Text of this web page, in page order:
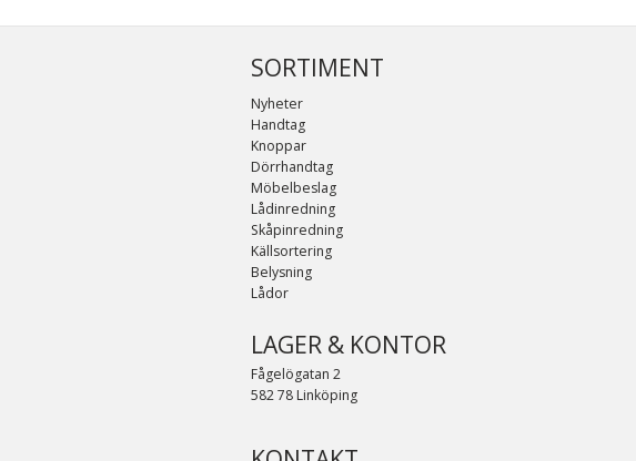
SORTIMENT
Nyheter
Handtag
Knoppar
Dörrhandtag
Möbelbeslag
Lådinredning
Skåpinredning
Källsortering
Belysning
Lådor
LAGER & KONTOR
Fågelögatan 2
582 78 Linköping